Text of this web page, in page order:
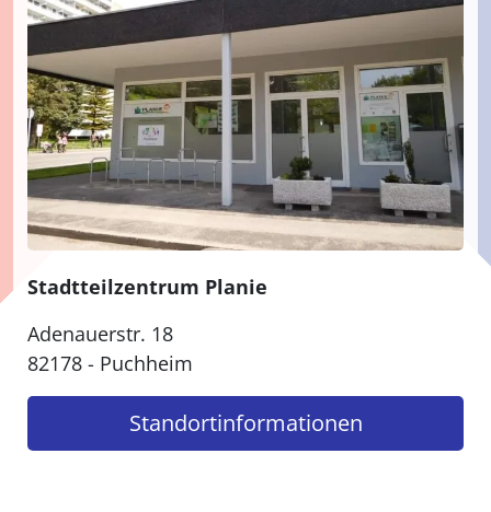
Stadtteilzentrum Planie
Adenauerstr. 18
82178 - Puchheim
Standort­informationen